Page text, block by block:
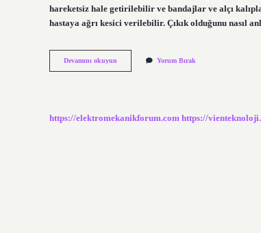
hareketsiz hale getirilebilir ve bandajlar ve alçı
hastaya ağrı kesici verilebilir. Çıkık olduğunu nasıl
Devamını okuyun
Nedir
Yorum Bırak
https://elektromekanikforum.com https://